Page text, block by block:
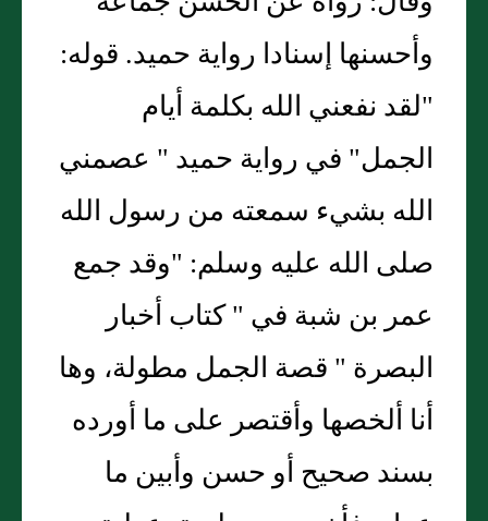
وأحسنها إسنادا رواية حميد. قوله:
"لقد نفعني الله بكلمة أيام
الجمل" في رواية حميد " عصمني
الله بشيء سمعته من رسول الله
صلى الله عليه وسلم: "وقد جمع
عمر بن شبة في " كتاب أخبار
البصرة " قصة الجمل مطولة، وها
أنا ألخصها وأقتصر على ما أورده
بسند صحيح أو حسن وأبين ما